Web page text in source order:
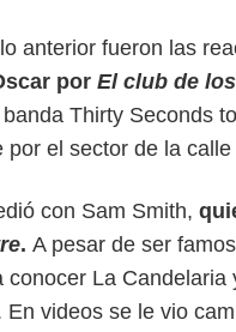
anterior fueron las
por El club de
Thirty Seconds
por el sector de la calle
con Sam Smith,
. A pesar de ser
conocer La
En videos se le vio